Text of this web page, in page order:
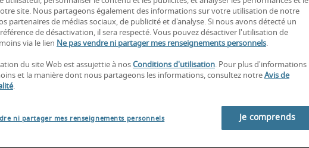
de
site. Nous partageons également des informations sur votre utilisation de notre
partenaires de médias sociaux, de publicité et d'analyse. Si nous avons détecté un
de désactivation, il sera respecté. Vous pouvez désactiver l'utilisation de
via le lien Ne pas vendre ni partager mes renseignements personnels.
du site Web est assujettie à nos Conditions d'utilisation. Pour plus d'informations
et la manière dont nous partageons les informations, consultez notre Avis de
.
ni partager mes renseignements personnels Je comprends